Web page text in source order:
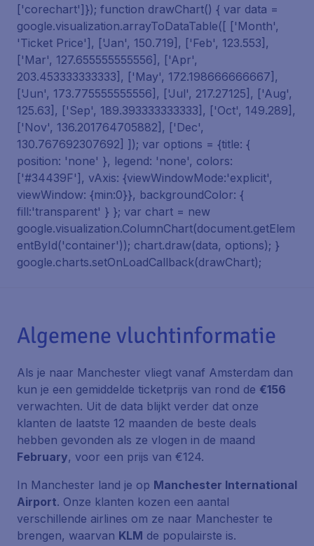
['corechart']}); function drawChart() { var data =
google.visualization.arrayToDataTable([ ['Month',
'Ticket Price'], ['Jan', 150.719], ['Feb', 123.553],
['Mar', 127.655555555556], ['Apr',
203.453333333333], ['May', 172.198666666667],
['Jun', 173.775555555556], ['Jul', 217.27125], ['Aug',
125.63], ['Sep', 189.393333333333], ['Oct', 149.289],
['Nov', 136.201764705882], ['Dec',
130.767692307692] ]); var options = {title: {
position: 'none' }, legend: 'none', colors:
['#34439F'], vAxis: {viewWindowMode:'explicit',
viewWindow: {min:0}}, backgroundColor: {
fill:'transparent' } }; var chart = new
google.visualization.ColumnChart(document.getElem
entById('container')); chart.draw(data, options); }
google.charts.setOnLoadCallback(drawChart);
Algemene vluchtinformatie
Als je naar Manchester vliegt vanaf Amsterdam dan
kun je een gemiddelde ticketprijs van rond de €156
verwachten. Uit de data blijkt verder dat onze
klanten de laatste 12 maanden de beste deals
hebben gevonden als ze vlogen in de maand
February, voor een prijs van €124.
In Manchester land je op Manchester International
Airport. Onze klanten kozen een aantal
verschillende airlines om ze naar Manchester te
brengen, waarvan KLM de populairste is.